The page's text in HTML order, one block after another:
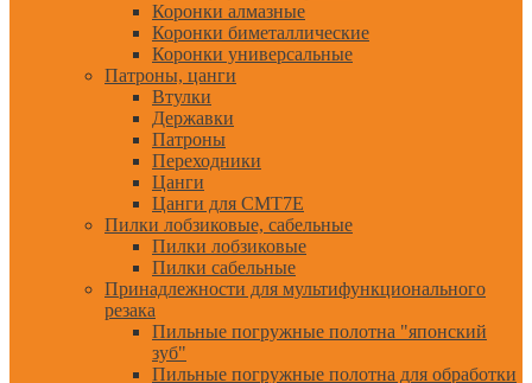
Коронки алмазные
Коронки биметаллические
Коронки универсальные
Патроны, цанги
Втулки
Державки
Патроны
Переходники
Цанги
Цанги для CMT7E
Пилки лобзиковые, сабельные
Пилки лобзиковые
Пилки сабельные
Принадлежности для мультифункционального
резака
Пильные погружные полотна "японский
зуб"
Пильные погружные полотна для обработки